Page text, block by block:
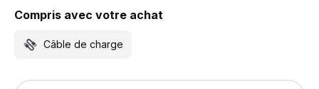
Compris avec votre achat
Câble de charge